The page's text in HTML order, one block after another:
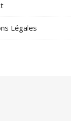
Légales